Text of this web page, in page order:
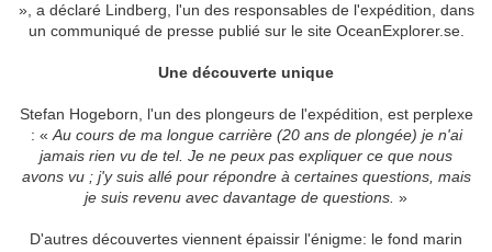
», a déclaré Lindberg, l'un des responsables de l'expédition, dans
un communiqué de presse publié sur le site OceanExplorer.se.
Une découverte unique
Stefan Hogeborn, l'un des plongeurs de l'expédition, est perplexe
: « Au cours de ma longue carrière (20 ans de plongée) je n'ai
jamais rien vu de tel. Je ne peux pas expliquer ce que nous
avons vu ; j'y suis allé pour répondre à certaines questions, mais
je suis revenu avec davantage de questions. »
D'autres découvertes viennent épaissir l'énigme: le fond marin